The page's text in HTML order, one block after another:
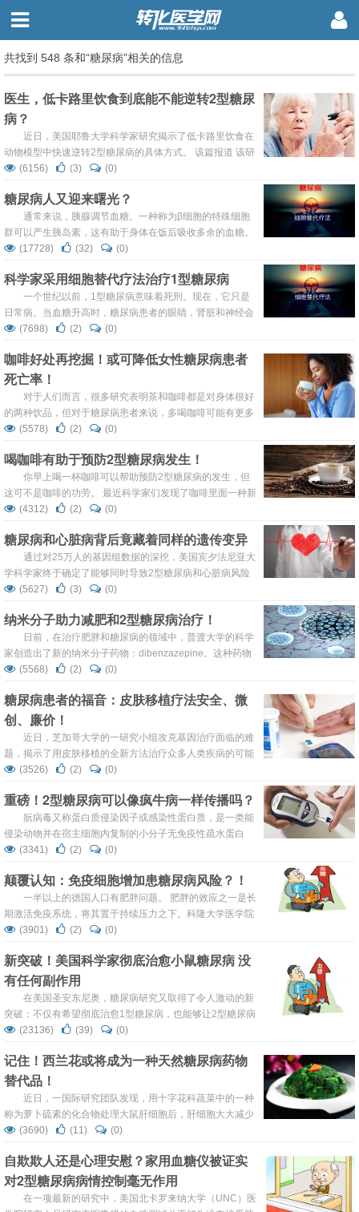
共找到 548 条和“糖尿病”相关的信息
医生，低卡路里饮食到底能不能逆转2型糖尿
病？
近日，美国耶鲁大学科学家研究揭示了低卡路里饮食在
动物模型中快速逆转2型糖尿病的具体方式。 该篇报道 该研
究对应文章发表在最新上线的Cell Metabolism杂志，名为
Hyperglycemia in a Rat Model of T...
(6156) (3) (0)
糖尿病人又迎来曙光？
通常来说，胰腺调节血糖。一种称为β细胞的特殊细胞
群可以产生胰岛素，这有助于身体在饭后吸收多余的血糖。
但在1型糖尿病中，免疫系统杀死这些细胞。患者自己注射
任务。虽然最近主要的胰岛素制造商，包括赛诺菲，诺和诺
德，以及礼来可以提供缓慢而快速的胰岛素来帮助患者全天
控制血糖。但是在2016年，FDA批准了第一个“人造胰腺...
(17728) (32) (0)
科学家采用细胞替代疗法治疗1型糖尿病
一个世纪以前，1型糖尿病意味着死刑。现在，它只是
日常病。当血糖升高时，糖尿病患者的眼睛，肾脏和神经会
受损。当血糖太低时，心脏和大脑等重要器官也会罢工，导
细胞的特殊细胞群可以产生胰岛素，这有助于身体在饭后吸
收多余的血糖。但在1型糖尿病中，免疫系统杀死这些细
胞。患者自己注射胰岛素，并检查他们在饭前后...
(7698) (2) (0)
咖啡好处再挖掘！或可降低女性糖尿病患者
死亡率！
对于人们而言，很多研究表明茶和咖啡都是对身体很好
的两种饮品，但对于糖尿病患者来说，多喝咖啡可能有更多
的益处。最近的研究表明：对于糖尿病患者而言，每天一杯
JoãoSérgioNeves博士和Davide Carvalho教授共同领导的
这项研究调查了在糖尿病患者中消费不同量的咖啡因和死亡
率风险之间的联系。 ...
(5578) (2) (0)
喝咖啡有助于预防2型糖尿病发生！
你早上喝一杯咖啡可以帮助预防2型糖尿病的发生，但
这可不是咖啡的功劳。 最近科学家们发现了咖啡里面一种新
的生物活性化合物：cafestol，这种活性物质可以促进小鼠
性。 这项研究由丹麦奥胡斯大学医院内分泌与内科部的
Fredrik Brustad Mellbye和其同事在最近的“自然产品杂
志”上发表。 ...
(4312) (2) (0)
糖尿病和心脏病背后竟藏着同样的遗传变异
通过对25万人的基因组数据的深挖，美国宾夕法尼亚大
学科学家终于确定了能够同时导致2型糖尿病和心脏病风险
上升的重要基因变异。研究人员同时认为可以开发针对于这
该研究对应的文章则发表于最新上线的Nature Genetics杂
志。 根据相关研究，大约95％的糖尿病患者患有2型糖尿
病，虽然2型糖尿病患者的身体能够产生足够的胰...
(5627) (3) (0)
纳米分子助力减肥和2型糖尿病治疗！
日前，在治疗肥胖和糖尿病的领域中，普渡大学的科学
家创造出了新的纳米分子药物：dibenzazepine。这种药物
可以抑制脂肪细胞内的Notch信号，从而增加解偶联蛋白
以将白色脂肪组织转变为更容易为机体供能的褐色脂肪组
织。 普渡大学团队：助理教授王蒙 01白色脂肪组织&褐色
脂肪组织 棕色...
(5568) (2) (0)
糖尿病患者的福音：皮肤移植疗法安全、微
创、廉价！
近日，芝加哥大学的一研究小组攻克基因治疗面临的难
题，揭示了用皮肤移植的全新方法治疗众多人类疾病的可能
性。 该研究对应的文章发表于最新上线的Cell Stem Cell杂
correct diet-induced obesity and diabetes”，描述了一种新
的基因治疗形式，通过皮肤移植疗...
(3526) (2) (0)
重磅！2型糖尿病可以像疯牛病一样传播吗？
朊病毒又称蛋白质侵染因子或感染性蛋白质，是一类能
侵染动物并在宿主细胞内复制的小分子无免疫性疏水蛋白
质，最典型的朊病毒疾病为疯牛病。近日，一项新研究表
只需向健康小鼠体内注射这种蛋白质，糖尿病即可从患病小
鼠转移到健康小鼠。 凯斯西储大学（Case Western
Reserve University）的朊病毒生物学家Witold Surewic...
(3341) (2) (0)
颠覆认知：免疫细胞增加患糖尿病风险？！
一半以上的德国人口有肥胖问题。 肥胖的效应之一是长
期激活免疫系统，将其置于持续压力之下。科隆大学医学院
的研究人员发现了在肥胖小鼠和人类中参与糖尿病发展的免
耗，那么肥胖人群的糖尿病发展风险可能会降低。 德国肥胖
人口数量的增多导致了更多的糖尿病和中风患者。 此外，癌
症发病率也在增加，这都归因于肥胖长期激活免疫系统。
科隆...
(3901) (2) (0)
新突破！美国科学家彻底治愈小鼠糖尿病 没
有任何副作用
在美国圣安东尼奥，糖尿病研究又取得了令人激动的新
突破：不仅有希望彻底治愈1型糖尿病，也能够让2型糖尿病
患者停止胰岛素注射。 这项突破由德克萨斯大学健康科学中
让更多类型的胰岛细胞生产胰岛素，从而解决糖尿病人胰岛
素不足的情况。 UTHealthSanAntonio研究人员有一个在三
年内完成人体临床试验的...
(23136) (39) (0)
记住！西兰花或将成为一种天然糖尿病药物
替代品！
近日，一国际研究团队发现，用十字花科蔬菜中的一种
称为萝卜硫素的化合物处理大鼠肝细胞后，肝细胞大大减少
葡萄糖的产生。 该文章发表在《Science Translational
化合物的方法，以及他们用化合物对鼠肝细胞和人类患者测
试的结果。 由于与肥胖症密切有关，在过去几年中已经有很
多关于2型糖尿病的新闻。事实上...
(3690) (11) (0)
自欺欺人还是心理安慰？家用血糖仪被证实
对2型糖尿病病情控制毫无作用
在一项最新的研究中，美国北卡罗来纳大学（UNC）医